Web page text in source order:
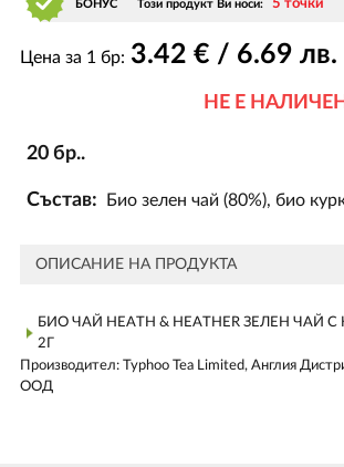
БОНУС Този продукт Ви носи: 5 точки
Цена за 1 бр: 3.42 € / 6.69 лв.
НЕ Е
20 бр..
Състав: Био зелен чай (80%), био
ОПИСАНИЕ НА ПРОДУКТА
БИО ЧАЙ HEATH & HEATHER ЗЕЛЕН ЧАЙ
2Г
Производител: Typhoo Tea Limited, Англия
ООД